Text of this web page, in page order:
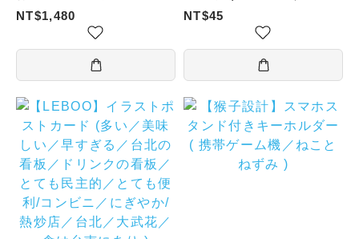
ト（金／木／水／火／
NT$1,480
橋／衛武営／赤崁楼／鵝
鑾鼻灯台／クジラ )
NT$45